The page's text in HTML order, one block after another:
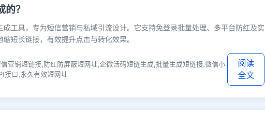
？
工具，专为短信营销与私域引流设计。它支持免登录批量处理、多平台防红及实
短长链接，有效提升点击与转化效果。
营销短链接,防红防屏蔽短网址,企微活码短链生成,批量生成短链接,微信小
接口,永久有效短网址
阅读
全文